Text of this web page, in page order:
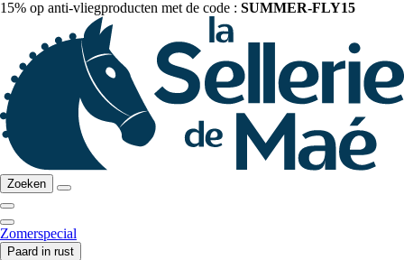
15% op anti-vliegproducten met de code : SUMMER-FLY15
Zoeken
Zomerspecial
Paard in rust